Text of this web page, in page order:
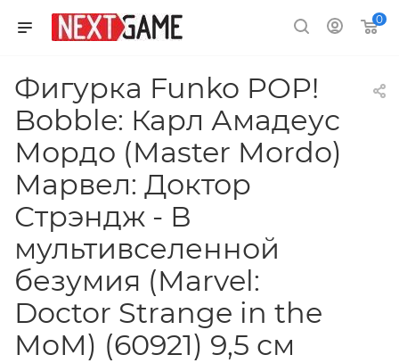
0
Фигурка Funko POP!
Bobble: Карл Амадеус
Мордо (Master Mordo)
Марвел: Доктор
Стрэндж - В
мультивселенной
безумия (Marvel:
Doctor Strange in the
MoM) (60921) 9,5 см